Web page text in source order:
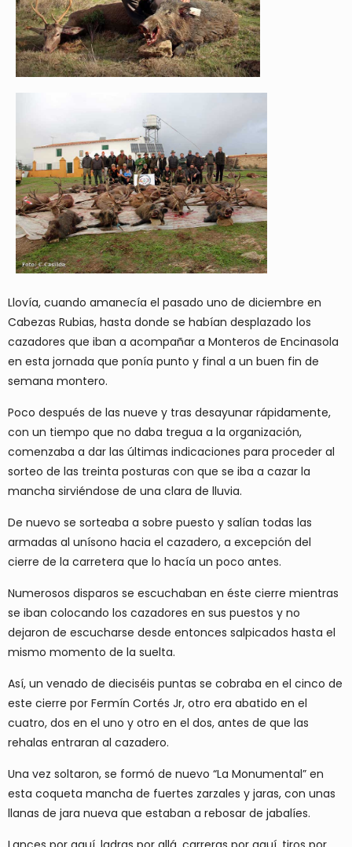
Llovía, cuando amanecía el pasado uno de diciembre en
Cabezas Rubias, hasta donde se habían desplazado los
cazadores que iban a acompañar a Monteros de Encinasola
en esta jornada que ponía punto y final a un buen fin de
semana montero.
Poco después de las nueve y tras desayunar rápidamente,
con un tiempo que no daba tregua a la organización,
comenzaba a dar las últimas indicaciones para proceder al
sorteo de las treinta posturas con que se iba a cazar la
mancha sirviéndose de una clara de lluvia.
De nuevo se sorteaba a sobre puesto y salían todas las
armadas al unísono hacia el cazadero, a excepción del
cierre de la carretera que lo hacía un poco antes.
Numerosos disparos se escuchaban en éste cierre mientras
se iban colocando los cazadores en sus puestos y no
dejaron de escucharse desde entonces salpicados hasta el
mismo momento de la suelta.
Así, un venado de dieciséis puntas se cobraba en el cinco de
este cierre por Fermín Cortés Jr, otro era abatido en el
cuatro, dos en el uno y otro en el dos, antes de que las
rehalas entraran al cazadero.
Una vez soltaron, se formó de nuevo “La Monumental” en
esta coqueta mancha de fuertes zarzales y jaras, con unas
llanas de jara nueva que estaban a rebosar de jabalíes.